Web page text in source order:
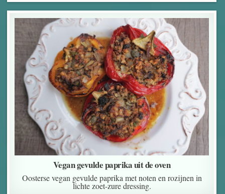
Vegan gevulde paprika uit de oven
Oosterse vegan gevulde paprika met noten en rozijnen in
lichte zoet-zure dressing.